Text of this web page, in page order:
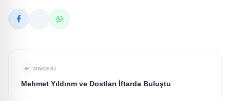
ÖNCEKI
Mehmet Yıldırım ve Dostları İftarda Buluştu